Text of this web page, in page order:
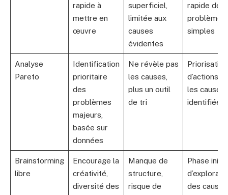
rapide à
mettre en
œuvre
superficiel,
limitée aux
causes
évidentes
rapide de
problèmes
simples
Analyse
Pareto
Identification
prioritaire
des
problèmes
majeurs,
basée sur
données
Ne révèle pas
les causes,
plus un outil
de tri
Priorisation
d’actions
les causes
identifiées
Brainstorming
libre
Encourage la
créativité,
diversité des
Manque de
structure,
risque de
Phase
des causes